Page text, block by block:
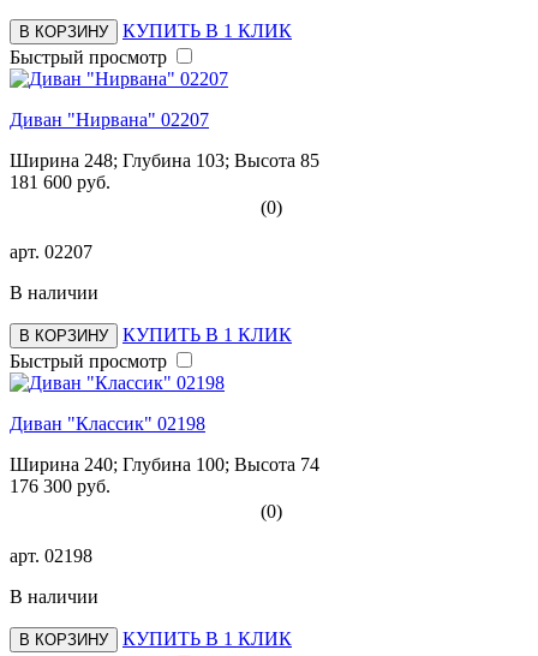
В КОРЗИНУ
КУПИТЬ В 1 КЛИК
Быстрый просмотр
Диван "Нирвана" 02207
Ширина 248; Глубина 103; Высота 85
181 600 руб.
(0)
арт. 02207
В наличии
В КОРЗИНУ
КУПИТЬ В 1 КЛИК
Быстрый просмотр
Диван "Классик" 02198
Ширина 240; Глубина 100; Высота 74
176 300 руб.
(0)
арт. 02198
В наличии
В КОРЗИНУ
КУПИТЬ В 1 КЛИК